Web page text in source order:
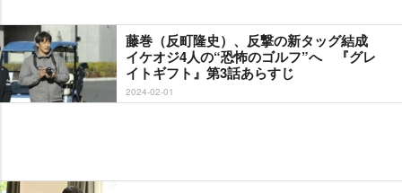
藤巻（反町隆史）、反撃の新タッグ結成
イケオジ4人の“恐怖のゴルフ”へ 『グレ
イトギフト』第3話あらすじ
2024-02-01